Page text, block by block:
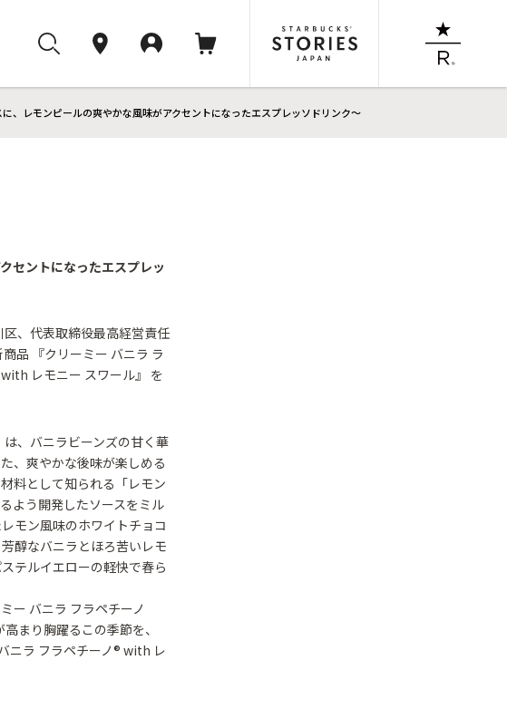
、レモンピールの爽やかな風味がアクセントになったエスプレッソドリンク～
セントになったエスプレッ
、代表取締役最高経営責任
品 『クリーミー バニラ ラ
レモニー スワール』 を
、バニラビーンズの甘く華
、爽やかな後味が楽しめる
料として知られる「レモン
よう開発したソースをミル
モン風味のホワイトチョコ
醇なバニラとほろ苦いレモ
テルイエローの軽快で春ら
ー バニラ フラペチーノ
まり胸躍るこの季節を、
ニラ フラペチーノ® with レ